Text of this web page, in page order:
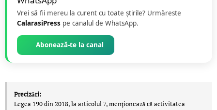
Vrei să fii mereu la curent cu toate știrile? Urmăreste
CalarasiPress pe canalul de WhatsApp.
Abonează-te la canal
Precizări:
Legea 190 din 2018, la articolul 7, menţionează că activitatea